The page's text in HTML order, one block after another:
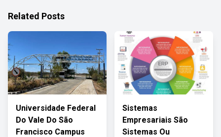
Related Posts
Universidade Federal
Do Vale Do São
Francisco Campus
Sistemas
Empresariais São
Sistemas Ou